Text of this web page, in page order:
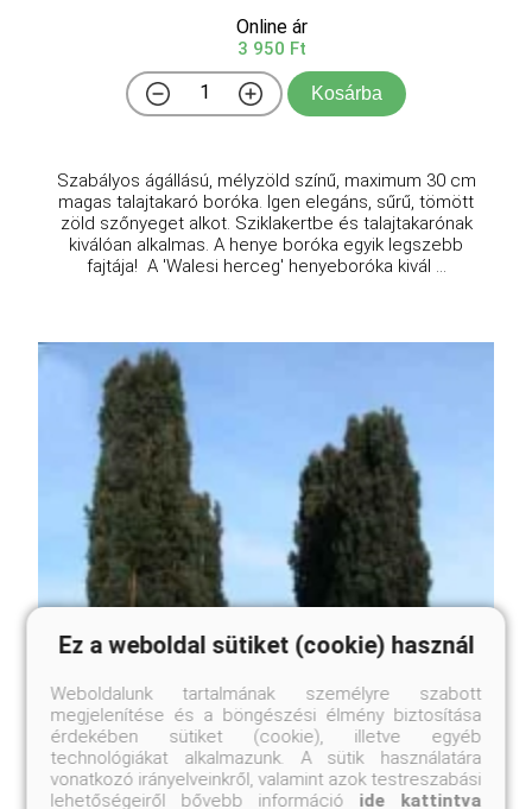
Online ár
3 950 Ft
Kosárba
Szabályos ágállású, mélyzöld színű, maximum 30 cm
magas talajtakaró boróka. Igen elegáns, sűrű, tömött
zöld szőnyeget alkot. Sziklakertbe és talajtakarónak
kiválóan alkalmas. A henye boróka egyik legszebb
fajtája! A 'Walesi herceg' henyeboróka kivál ...
Ez a weboldal sütiket (cookie) használ
Weboldalunk tartalmának személyre szabott
megjelenítése és a böngészési élmény biztosítása
érdekében sütiket (cookie), illetve egyéb
technológiákat alkalmazunk. A sütik használatára
vonatkozó irányelveinkről, valamint azok testreszabási
lehetőségeiről bővebb információ ide kattintva